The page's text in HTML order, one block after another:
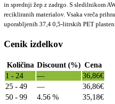
in sprednji žep z zadrgo. S sledilnikom
recikliranih materialov. Vsaka vreča
uporabljenih 37,4 0,5-litrskih PET
Cenik izdelkov
Količina Discount (%) Cena
1 - 24
— 36,86€
25 - 49
— 36,86€
50 - 99
4.56 % 35,18€